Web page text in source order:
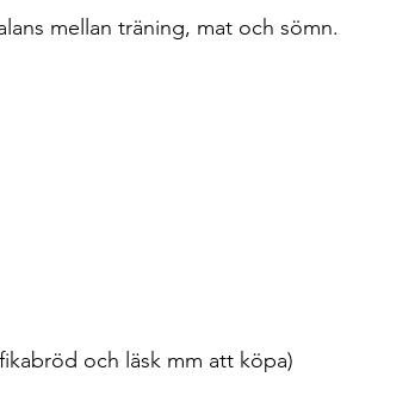
mellan träning, mat och sömn.
och läsk mm att köpa)